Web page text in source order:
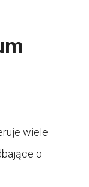
wiele
o